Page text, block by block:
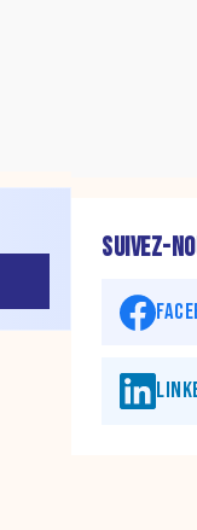
SUIVEZ-